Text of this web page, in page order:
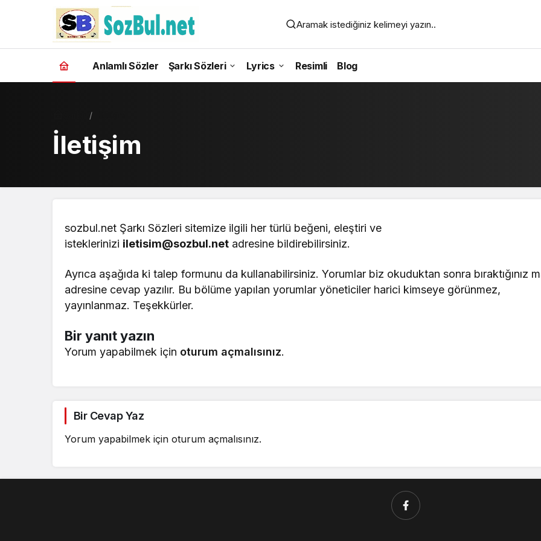
Aramak istediğiniz kelimeyi yazın..
Anlamlı Sözler Şarkı Sözleri Lyrics Resimli Blog
İletişim
sozbul.net Şarkı Sözleri sitemize ilgili her türlü beğeni, eleştiri ve
isteklerinizi iletisim@sozbul.net adresine bildirebilirsiniz.
Ayrıca aşağıda ki talep formunu da kullanabilirsiniz. Yorumlar biz okuduktan sonra bıraktığınız
adresine cevap yazılır. Bu bölüme yapılan yorumlar yöneticiler harici kimseye görünmez,
yayınlanmaz. Teşekkürler.
Bir yanıt yazın
Yorum yapabilmek için oturum açmalısınız.
Bir Cevap Yaz
Yorum yapabilmek için oturum açmalısınız.